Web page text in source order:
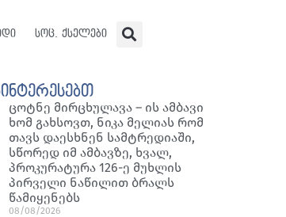
სოც. ქსელები
ცოტნე მირცხულავა – ის ამბავი
ხომ გახსოვთ, ნიკა მელიას რომ
თავს დაესხნენ სამტრედიაში,
სწორედ იმ ამბავზე, ხვალ,
პროკურატურა 126-ე მუხლის
პირველი ნაწილით ბრალს
წამიყენებს
08/08/2026